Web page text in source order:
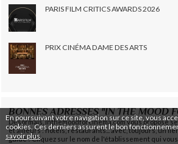
En poursuivant votre navigation sur ce site, vous
cookies. Ces derniers assurent le bon
savoir plus
PARIS FILM CRITICS AWARDS 2026
PRIX CINÉMA DAME DES ARTS
BONNES ADRESSES "IN THE MOOD
Désormais, Inthemoodforcinema.com vous propose
et ailleurs : hôtels, restaurants... avec, toujours, un
guide ! Cliquez sur le nom de l'établissement qui